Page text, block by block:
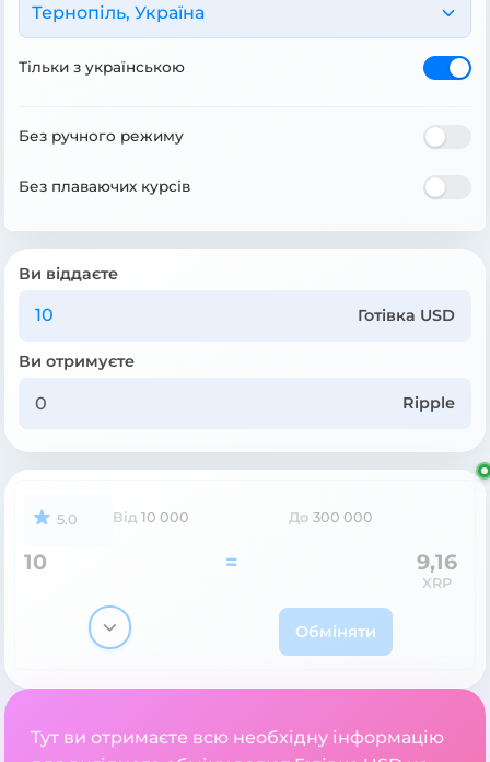
Тернопіль, Україна
Тільки з українською
Без ручного режиму
Без плаваючих курсів
Ви віддаєте
Готівка USD
Ви отримуєте
Ripple
5.0 Від 10 000 До 300 000
10 = 9,16
XRP
Обміняти
Тут ви отримаєте всю необхідну інформацію